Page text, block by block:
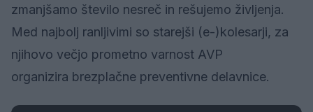
zmanjšamo število nesreč in rešujemo življenja.
Med najbolj ranljivimi so starejši (e-)kolesarji, za
njihovo večjo prometno varnost AVP
organizira brezplačne preventivne delavnice.1 / 2